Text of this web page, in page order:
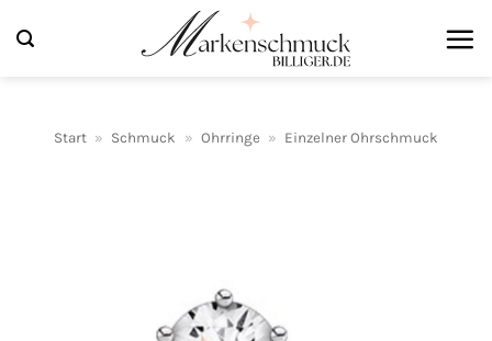
Inhalt
Start » Schmuck » Ohrringe » Einzelner Ohrschmuck